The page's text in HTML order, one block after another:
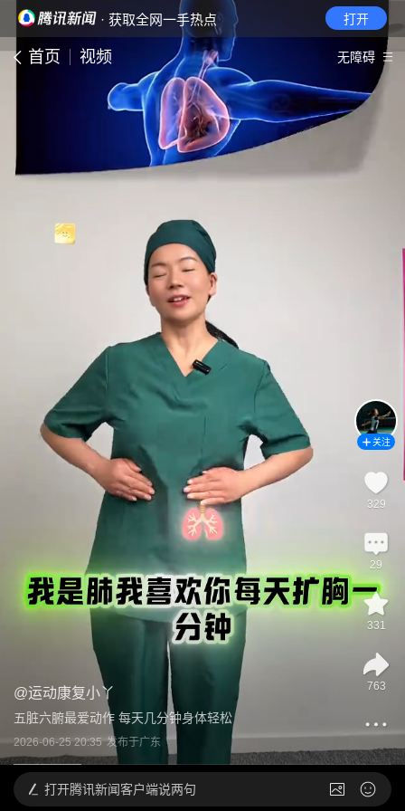
· 获取全网一手热点 打开
首页 视频 无障碍
@运动康复小丫
五脏六腑最爱动作 每天几分钟身体轻松
2026-06-25 20:35 发布于广东
关注
329
29
331
763
打开腾讯新闻客户端说两句